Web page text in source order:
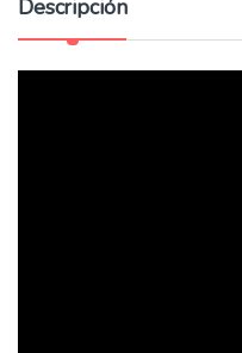
:Descripción